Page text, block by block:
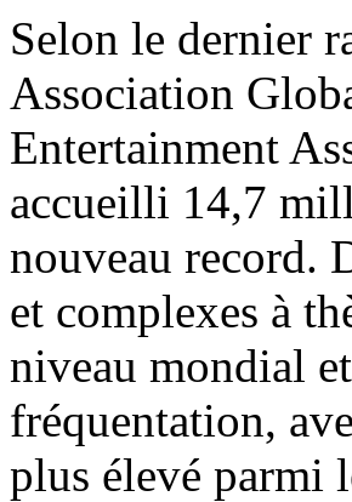
Selon le dernier
Association
Entertainment
accueilli 14,7
nouveau record.
et complexes à
niveau mondial
fréquentation,
plus élevé parmi